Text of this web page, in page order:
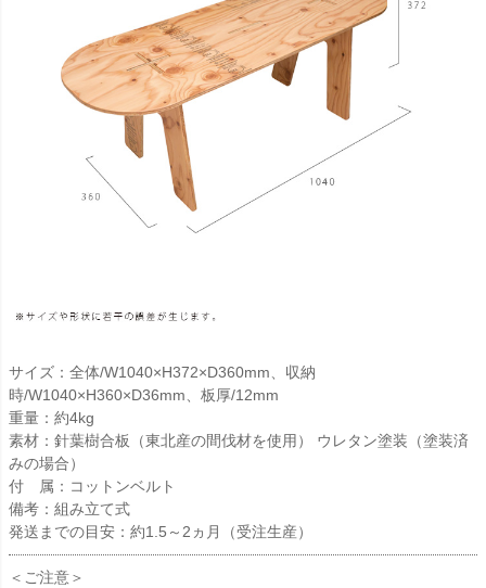
サイズ：全体/W1040×H372×D360mm、収納
時/W1040×H360×D36mm、板厚/12mm
重量：約4kg
素材：針葉樹合板（東北産の間伐材を使用） ウレタン塗装（塗装済
みの場合）
付 属：コットンベルト
備考：組み立て式
発送までの目安：約1.5～2ヵ月（受注生産）
＜ご注意＞